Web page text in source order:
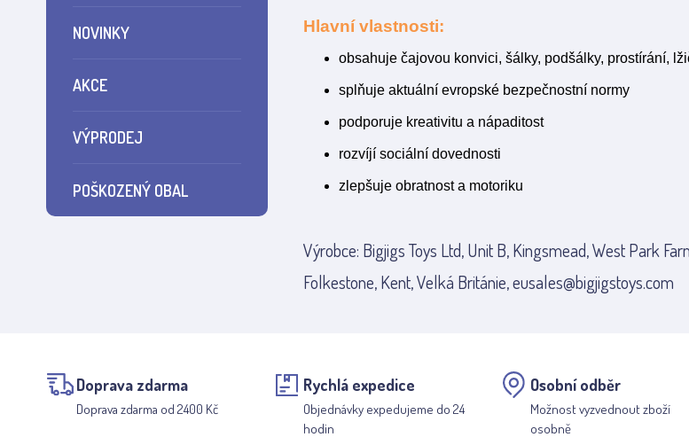
NOVINKY
AKCE
VÝPRODEJ
POŠKOZENÝ OBAL
Hlavní vlastnosti:
obsahuje čajovou konvici, šálky, podšálky, prostírání,
splňuje aktuální evropské bezpečnostní normy
podporuje kreativitu a nápaditost
rozvíjí sociální dovednosti
zlepšuje obratnost a motoriku
Výrobce: Bigjigs Toys Ltd, Unit B, Kingsmead, West Park
Folkestone, Kent, Velká Británie, eusales@bigjigstoys.com
Doprava zdarma
Doprava zdarma od 2400 Kč
Rychlá expedice
Objednávky expedujeme do 24
hodin
Osobní odběr
Možnost vyzvednout zboží
osobně